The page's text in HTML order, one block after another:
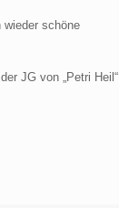
schöne
JG von „Petri Heil“